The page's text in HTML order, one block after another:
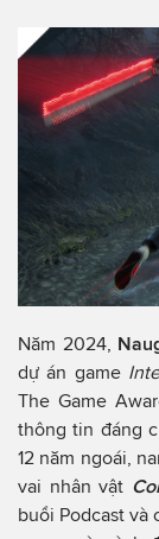
Năm 2024,
dự án game
The Game
thông tin đáng
12 năm ngoái,
vai nhân vật
buổi Podcast và